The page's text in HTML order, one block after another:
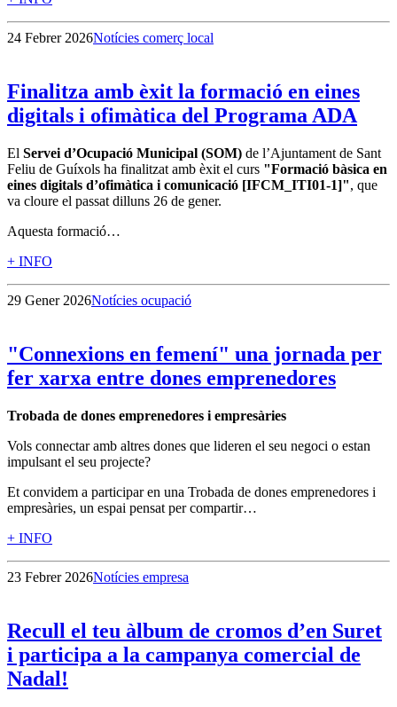
24 Febrer 2026Notícies comerç local
Finalitza amb èxit la formació en eines
digitals i ofimàtica del Programa ADA
El Servei d’Ocupació Municipal (SOM) de l’Ajuntament de Sant
Feliu de Guíxols ha finalitzat amb èxit el curs "Formació bàsica en
eines digitals d’ofimàtica i comunicació [IFCM_ITI01-1]", que
va cloure el passat dilluns 26 de gener.
Aquesta formació…
+ INFO
29 Gener 2026Notícies ocupació
"Connexions en femení" una jornada per
fer xarxa entre dones emprenedores
Trobada de dones emprenedores i empresàries
Vols connectar amb altres dones que lideren el seu negoci o estan
impulsant el seu projecte?
Et convidem a participar en una Trobada de dones emprenedores i
empresàries, un espai pensat per compartir…
+ INFO
23 Febrer 2026Notícies empresa
Recull el teu àlbum de cromos d’en Suret
i participa a la campanya comercial de
Nadal!